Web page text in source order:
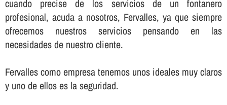
cuando precise de los servicios de un fontanero
profesional, acuda a nosotros, Fervalles, ya que siempre
ofrecemos nuestros servicios pensando en las
necesidades de nuestro cliente.
Fervalles como empresa tenemos unos ideales muy claros
y uno de ellos es la seguridad.